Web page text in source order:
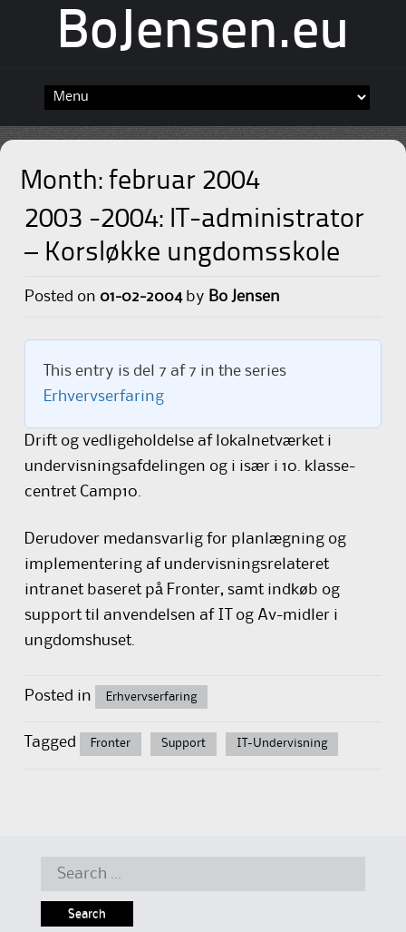
BoJensen.eu
content
Month:februar 2004
2003 -2004: IT-administrator
– Korsløkke ungdomsskole
Posted on 01-02-2004by Bo Jensen
This entry is del 7 af 7 in the series
Erhvervserfaring
Drift og vedligeholdelse af lokalnetværket i
undervisningsafdelingen og i især i 10. klasse-
centret Camp10.
Derudover medansvarlig for planlægning og
implementering af undervisningsrelateret
intranet baseret på Fronter, samt indkøb og
support til anvendelsen af IT og Av-midler i
ungdomshuset.
Posted in Erhvervserfaring
Tagged Fronter Support IT-Undervisning
Search